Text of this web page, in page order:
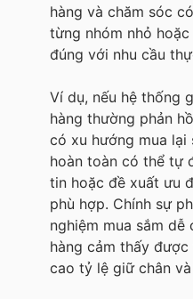
hàng và chăm sóc
từng nhóm nhỏ
đúng với nhu cầu
Ví dụ, nếu hệ thống
hàng thường phản
có xu hướng mua lại
hoàn toàn có thể tự
tin hoặc đề xuất ưu
phù hợp. Chính sự
nghiệm mua sắm dễ
hàng cảm thấy
cao tỷ lệ giữ chân